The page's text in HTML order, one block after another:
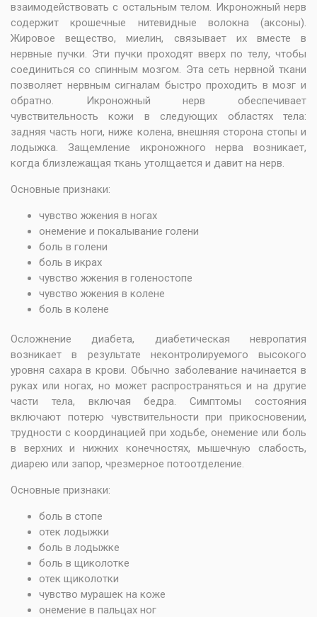
взаимодействовать с остальным телом. Икроножный нерв
содержит крошечные нитевидные волокна (аксоны).
Жировое вещество, миелин, связывает их вместе в
нервные пучки. Эти пучки проходят вверх по телу, чтобы
соединиться со спинным мозгом. Эта сеть нервной ткани
позволяет нервным сигналам быстро проходить в мозг и
обратно. Икроножный нерв обеспечивает
чувствительность кожи в следующих областях тела:
задняя часть ноги, ниже колена, внешняя сторона стопы и
лодыжка. Защемление икроножного нерва возникает,
когда близлежащая ткань утолщается и давит на нерв.
Основные признаки:
чувство жжения в ногах
онемение и покалывание голени
боль в голени
боль в икрах
чувство жжения в голеностопе
чувство жжения в колене
боль в колене
Осложнение диабета, диабетическая невропатия
возникает в результате неконтролируемого высокого
уровня сахара в крови. Обычно заболевание начинается в
руках или ногах, но может распространяться и на другие
части тела, включая бедра. Симптомы состояния
включают потерю чувствительности при прикосновении,
трудности с координацией при ходьбе, онемение или боль
в верхних и нижних конечностях, мышечную слабость,
диарею или запор, чрезмерное потоотделение.
Основные признаки:
боль в стопе
отек лодыжки
боль в лодыжке
боль в щиколотке
отек щиколотки
чувство мурашек на коже
онемение в пальцах ног